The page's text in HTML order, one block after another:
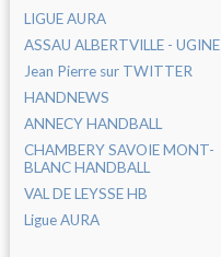
LIGUE AURA
ASSAU ALBERTVILLE - UGINE
Jean Pierre sur TWITTER
HANDNEWS
ANNECY HANDBALL
CHAMBERY SAVOIE MONT-
BLANC HANDBALL
VAL DE LEYSSE HB
Ligue AURA